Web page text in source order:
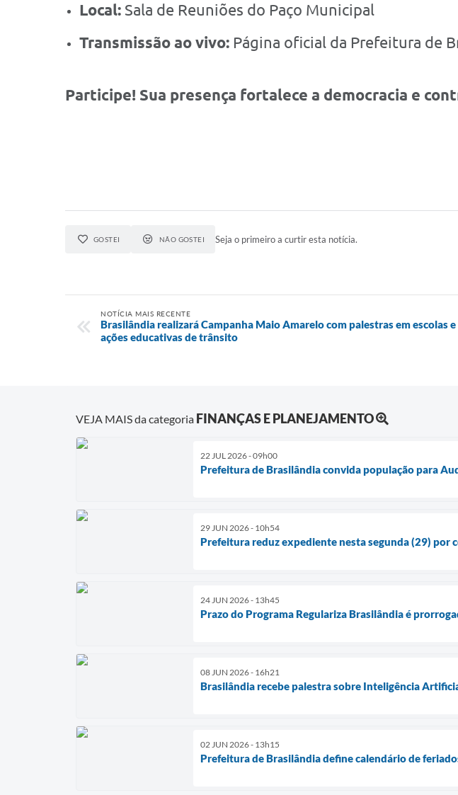
Local: Sala de Reuniões do Paço Municipal
Transmissão ao vivo: Página oficial da Prefeitura de
Participe! Sua presença fortalece a democracia e
GOSTEI NÃO GOSTEI Seja o primeiro a curtir esta notícia.
NOTÍCIA MAIS RECENTE
Brasilândia realizará Campanha Maio Amarelo com palestras em escolas e
ações educativas de trânsito
VEJA MAIS da categoria FINANÇAS E PLANEJAMENTO
22 JUL 2026 - 09h00
Prefeitura de Brasilândia convida população para
29 JUN 2026 - 10h54
Prefeitura reduz expediente nesta segunda (29) por
24 JUN 2026 - 13h45
Prazo do Programa Regulariza Brasilândia é
08 JUN 2026 - 16h21
Brasilândia recebe palestra sobre Inteligência
02 JUN 2026 - 13h15
Prefeitura de Brasilândia define calendário de